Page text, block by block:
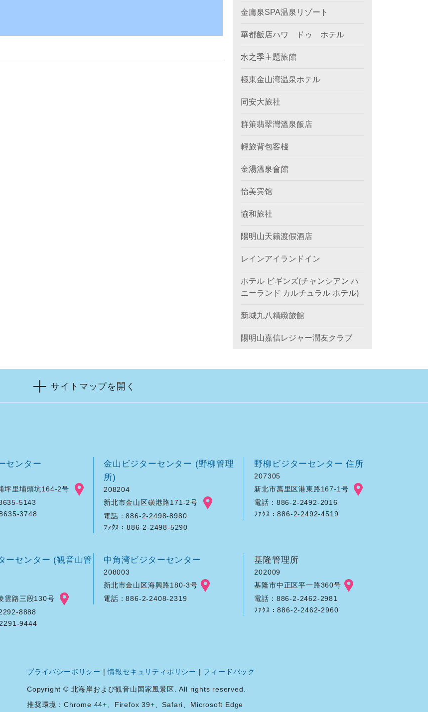
金庸泉SPA温泉リゾート
華都飯店ハワ ドゥ ホテル
水之季主題旅館
極東金山湾温泉ホテル
同安大旅社
群策翡翠灣溫泉飯店
輕旅背包客棧
金湯溫泉會館
怡美宾馆
協和旅社
陽明山天籟渡假酒店
レインアイランドイン
ホテル ビギンズ(チャンシアン ハ
ニーランド カルチュラル ホテル)
新城九八精緻旅館
陽明山嘉信レジャー潤友クラブ
サイトマップを開く
センター
坪里埔頭坑164-2号
5143
3748
金山ビジターセンター (野柳管理
所)
208204
新北市金山区磺港路171-2号
電話：886-2-2498-8980
ﾌｧｸｽ：886-2-2498-5290
野柳ビジターセンター 住所
207305
新北市萬里区港東路167-1号
電話：886-2-2492-2016
ﾌｧｸｽ：886-2-2492-4519
ーセンター (観音山管
雲路三段130号
8888
9444
中角湾ビジターセンター
208003
新北市金山区海興路180-3号
電話：886-2-2408-2319
基隆管理所
202009
基隆市中正区平一路360号
電話：886-2-2462-2981
ﾌｧｸｽ：886-2-2462-2960
プライバシーポリシー |情報セキュリティポリシー | フィードバック
Copyright © 北海岸および観音山国家風景区. All rights reserved.
推奨環境：Chrome 44+、Firefox 39+、Safari、Microsoft Edge